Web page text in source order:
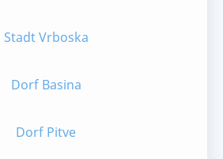
Stadt Vrboska
Dorf Basina
Dorf Pitve